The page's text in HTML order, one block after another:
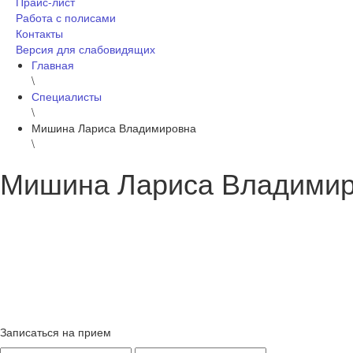
Работа с полисами
Контакты
Версия для слабовидящих
Главная
\
Специалисты
\
Мишина Лариса Владимировна
\
Мишина Лариса
Записаться на прием